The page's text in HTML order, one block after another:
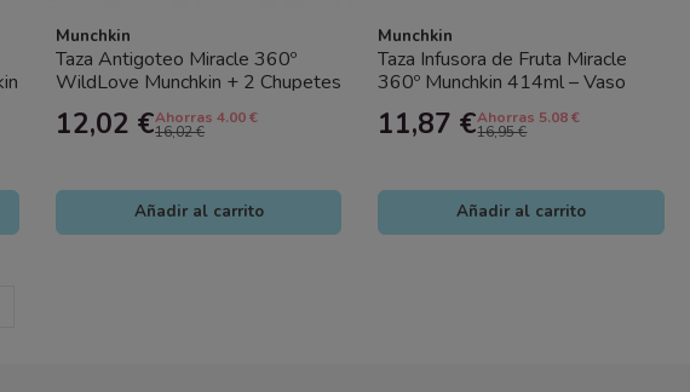
Munchkin
Taza Antigoteo Miracle 360º
WildLove Munchkin + 2 Chupetes
12,02 €Ahorras 4.00 €
16,02 €
Añadir al carrito
Munchkin
Taza Infusora de Fruta Miracle
360º Munchkin 414ml – Vaso
11,87 €Ahorras 5.08 €
16,95 €
Añadir al carrito